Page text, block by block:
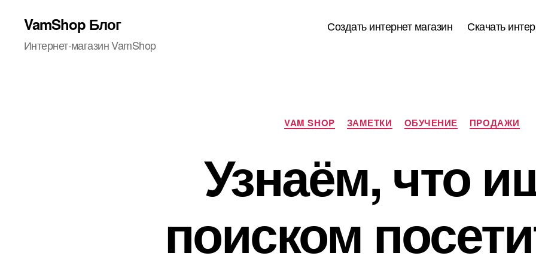
VamShop Блог
Интернет-магазин VamShop
Создать интернет магазин Скачать
Рубрики
VAM SHOP ЗАМЕТКИ ОБУЧЕНИЕ ПРОДАЖИ
Узнаём, что
поиском